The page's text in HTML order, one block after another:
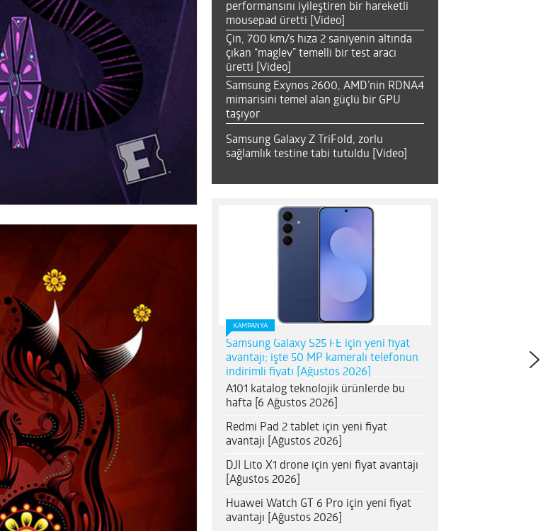
performansını iyileştiren bir hareketli
mousepad üretti [Video]
Çin, 700 km/s hıza 2 saniyenin altında
çıkan “maglev” temelli bir test aracı
üretti [Video]
Samsung Exynos 2600, AMD’nin RDNA4
mimarisini temel alan güçlü bir GPU
taşıyor
Samsung Galaxy Z TriFold, zorlu
sağlamlık testine tabi tutuldu [Video]
KAMPANYA
Samsung Galaxy S25 FE için yeni fiyat
avantajı; işte 50 MP kameralı telefonun
indirimli fiyatı [Ağustos 2026]
A101 katalog teknolojik ürünlerde bu
hafta [6 Ağustos 2026]
Redmi Pad 2 tablet için yeni fiyat
avantajı [Ağustos 2026]
DJI Lito X1 drone için yeni fiyat avantajı
[Ağustos 2026]
Huawei Watch GT 6 Pro için yeni fiyat
avantajı [Ağustos 2026]